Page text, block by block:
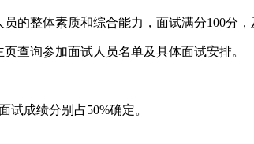
的整体素质和综合能力，面试满分100分
查询参加面试人员名单及具体面试安排。
试成绩分别占50%确定。